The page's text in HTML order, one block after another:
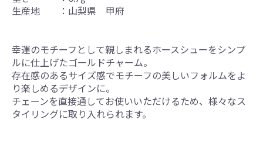
生産地 ：山梨県 甲府
幸運のモチーフとして親しまれるホースシューをシンプ
ルに仕上げたゴールドチャーム。
存在感のあるサイズ感でモチーフの美しいフォルムをよ
り楽しめるデザインに。
チェーンを直接通してお使いいただけるため、様々なス
タイリングに取り入れられます。